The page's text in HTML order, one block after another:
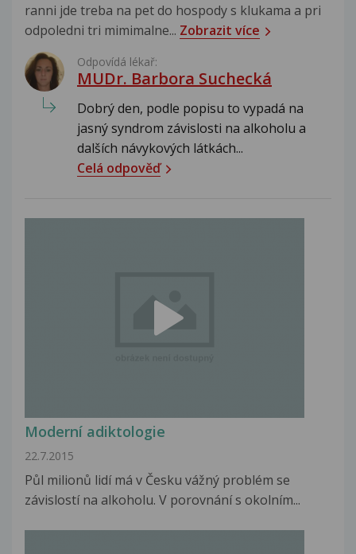
ranni jde treba na pet do hospody s klukama a pri
odpoledni tri mimimalne... Zobrazit více
Odpovídá lékař:
MUDr. Barbora Suchecká
Dobrý den, podle popisu to vypadá na
jasný syndrom závislosti na alkoholu a
dalších návykových látkách...
Celá odpověď
Moderní adiktologie
22.7.2015
Půl milionů lidí má v Česku vážný problém se
závislostí na alkoholu. V porovnání s okolním...